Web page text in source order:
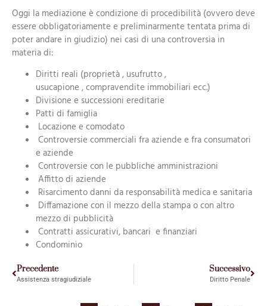
Oggi la mediazione è condizione di procedibilità (ovvero deve
essere obbligatoriamente e preliminarmente tentata prima di
poter andare in giudizio) nei casi di una controversia in
materia di:
Diritti reali (proprietà , usufrutto ,
usucapione , compravendite immobiliari ecc.)
Divisione e successioni ereditarie
Patti di famiglia
Locazione e comodato
Controversie commerciali fra aziende e fra consumatori
e aziende
Controversie con le pubbliche amministrazioni
Affitto di aziende
Risarcimento danni da responsabilità medica e sanitaria
Diffamazione con il mezzo della stampa o con altro
mezzo di pubblicità
Contratti assicurativi, bancari e finanziari
Condominio
Precedente
Assistenza stragiudiziale
Successivo
Diritto Penale